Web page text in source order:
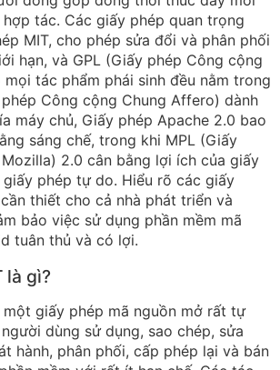
tác. Các giấy phép quan trọng
MIT, cho phép sửa đổi và phân phối
hạn, và GPL (Giấy phép Công cộng
mọi tác phẩm phái sinh đều nằm trong
phép Công cộng Chung Affero) dành
máy chủ, Giấy phép Apache 2.0 bao
sáng chế, trong khi MPL (Giấy
2.0 cân bằng lợi ích của giấy
phép tự do. Hiểu rõ các giấy
thiết cho cả nhà phát triển và
bảo việc sử dụng phần mềm mã
tuân thủ và có lợi.
là gì?
một giấy phép mã nguồn mở rất tự
dùng sử dụng, sao chép, sửa
hành, phân phối, cấp phép lại và bán